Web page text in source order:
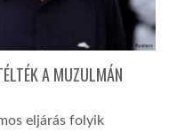
A MUZULMÁN
eljárás folyik